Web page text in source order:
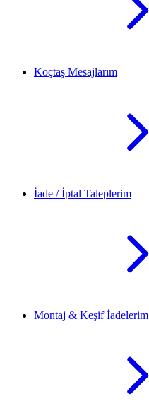
Koçtaş Mesajlarım
İade / İptal Taleplerim
Montaj & Keşif İadelerim